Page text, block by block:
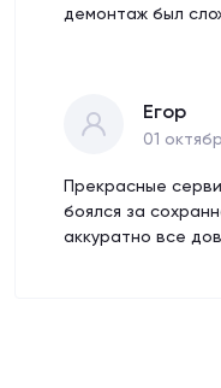
демонтаж был
Егор
01
Прекрасные
боялся за
аккуратно все